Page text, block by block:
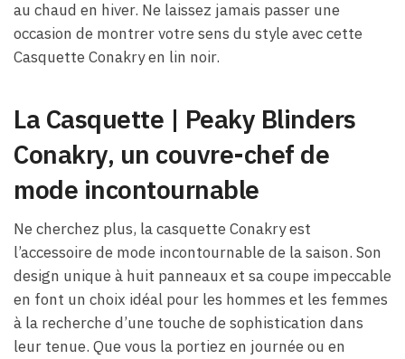
au chaud en hiver. Ne laissez jamais passer une
occasion de montrer votre sens du style avec cette
Casquette Conakry en lin noir.
La Casquette | Peaky Blinders
Conakry, un couvre-chef de
mode incontournable
Ne cherchez plus, la casquette Conakry est
l’accessoire de mode incontournable de la saison. Son
design unique à huit panneaux et sa coupe impeccable
en font un choix idéal pour les hommes et les femmes
à la recherche d’une touche de sophistication dans
leur tenue. Que vous la portiez en journée ou en